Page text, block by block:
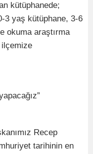
kütüphanede;
3 yaş kütüphane, 3-6
okuma araştırma
Recep
tarihinin en